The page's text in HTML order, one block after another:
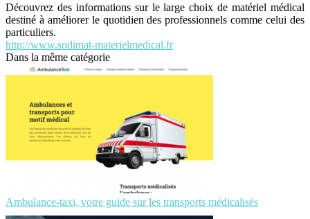
Découvrez des informations sur le large choix de matériel médical
destiné à améliorer le quotidien des professionnels comme celui des
particuliers.
http://www.sodimat-materielmedical.fr
Dans la même catégorie
Ambulance-taxi, votre guide sur les transports médicalisés